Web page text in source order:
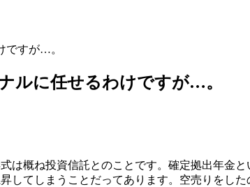
ですが…。
ルに任せるわけですが…。
は概ね投資信託とのことです。確定拠出年金
てしまうことだってあります。空売りをし